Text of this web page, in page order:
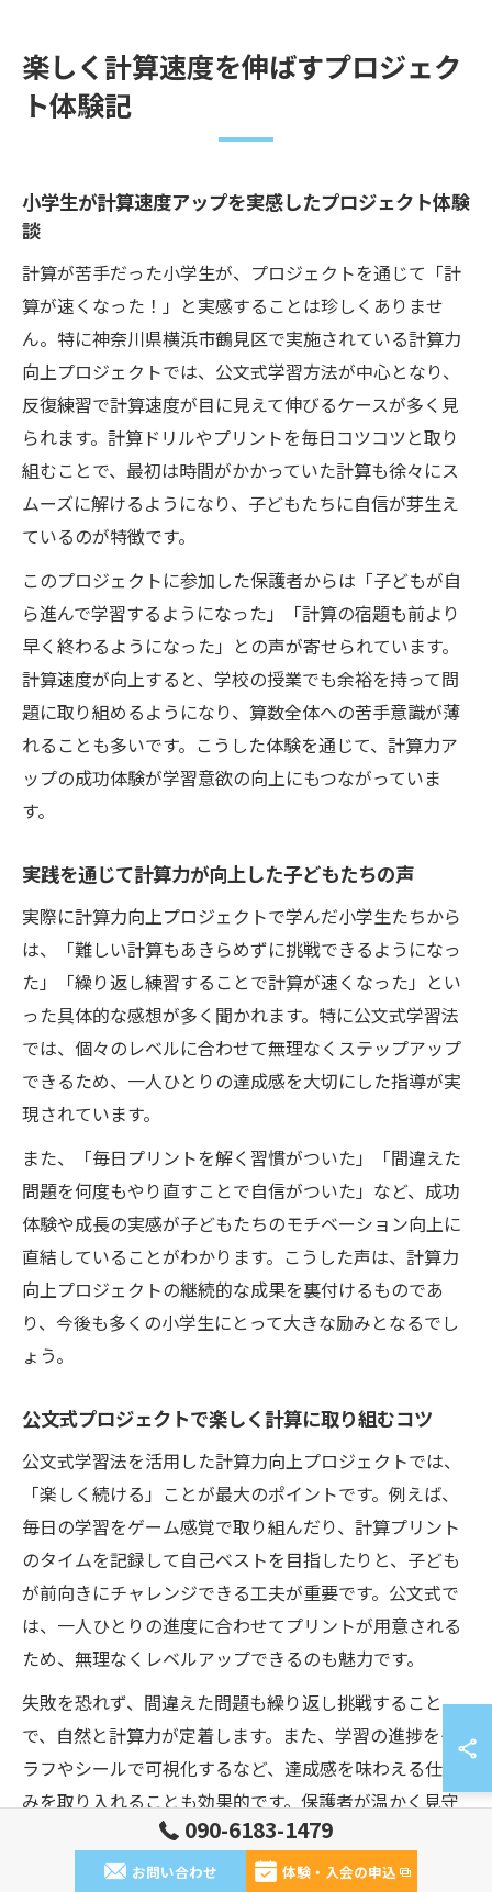
楽しく計算速度を伸ばすプロジェク
ト体験記
小学生が計算速度アップを実感したプロジェクト体験
談
計算が苦手だった小学生が、プロジェクトを通じて「計
算が速くなった！」と実感することは珍しくありませ
ん。特に神奈川県横浜市鶴見区で実施されている計算力
向上プロジェクトでは、公文式学習方法が中心となり、
反復練習で計算速度が目に見えて伸びるケースが多く見
られます。計算ドリルやプリントを毎日コツコツと取り
組むことで、最初は時間がかかっていた計算も徐々にス
ムーズに解けるようになり、子どもたちに自信が芽生え
ているのが特徴です。
このプロジェクトに参加した保護者からは「子どもが自
ら進んで学習するようになった」「計算の宿題も前より
早く終わるようになった」との声が寄せられています。
計算速度が向上すると、学校の授業でも余裕を持って問
題に取り組めるようになり、算数全体への苦手意識が薄
れることも多いです。こうした体験を通じて、計算力ア
ップの成功体験が学習意欲の向上にもつながっていま
す。
実践を通じて計算力が向上した子どもたちの声
実際に計算力向上プロジェクトで学んだ小学生たちから
は、「難しい計算もあきらめずに挑戦できるようになっ
た」「繰り返し練習することで計算が速くなった」とい
った具体的な感想が多く聞かれます。特に公文式学習法
では、個々のレベルに合わせて無理なくステップアップ
できるため、一人ひとりの達成感を大切にした指導が実
現されています。
また、「毎日プリントを解く習慣がついた」「間違えた
問題を何度もやり直すことで自信がついた」など、成功
体験や成長の実感が子どもたちのモチベーション向上に
直結していることがわかります。こうした声は、計算力
向上プロジェクトの継続的な成果を裏付けるものであ
り、今後も多くの小学生にとって大きな励みとなるでし
ょう。
公文式プロジェクトで楽しく計算に取り組むコツ
公文式学習法を活用した計算力向上プロジェクトでは、
「楽しく続ける」ことが最大のポイントです。例えば、
毎日の学習をゲーム感覚で取り組んだり、計算プリント
のタイムを記録して自己ベストを目指したりと、子ども
が前向きにチャレンジできる工夫が重要です。公文式で
は、一人ひとりの進度に合わせてプリントが用意される
ため、無理なくレベルアップできるのも魅力です。
失敗を恐れず、間違えた問題も繰り返し挑戦すること
で、自然と計算力が定着します。また、学習の進捗をグ
ラフやシールで可視化するなど、達成感を味わえる仕組
みを取り入れることも効果的です。保護者が温かく見守
り、日々の小さな成長を一緒に喜ぶことで、子どもはよ
り意欲的に学習に取り組めます。
090-6183-1479
お問い合わせ 体験・入会の申込